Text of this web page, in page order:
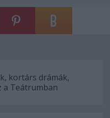
kortárs drámák,
a Teátrumban